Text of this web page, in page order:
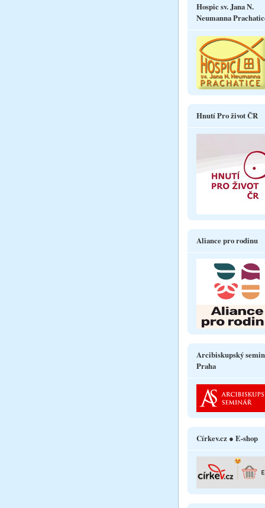
Hospic sv. Jana N.
Neumanna
Hnutí Pro život ČR
Aliance pro rodinu
Arcibiskupský
Praha
Církev.cz ● E-shop